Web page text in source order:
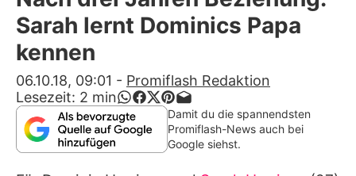
Alle Themen auf Promiflash
App runterladen
Team
Redaktionelle Richtlinien
Sarah lernt Dominics Papa
kennen
06.10.18, 09:01 - Promiflash Redaktion
Lesezeit: 2 min
Damit du die spannendsten
Promiflash-News auch bei
Google siehst.